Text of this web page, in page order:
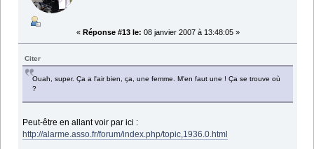
« Réponse #13 le: 08 janvier 2007 à 13:48:05 »
Citer
Ouah, super. Ça a l'air bien, ça, une femme. M'en faut une ! Ça se trouve où
?
Peut-être en allant voir par ici :
http://alarme.asso.fr/forum/index.php/topic,1936.0.html